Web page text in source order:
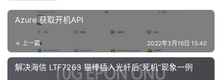
Azure 获取开机API
上一篇 2022年3月16日 15:40
解决海信 LTF7263 猫棒插入光纤后“死机”现象一例